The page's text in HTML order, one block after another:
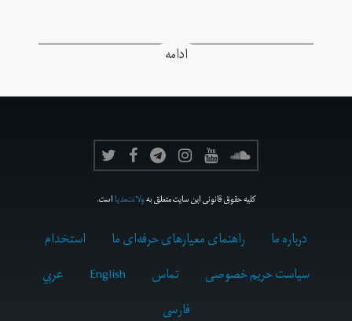
ادامه
کلیه حقوق قانونی این سایت متعلق بهولانت‌مدیااست.
درباره ما راهنمای معیارهای حرفه‌ای ما
استخدام
سیاست حریم خصوصی
تماس English
عربي
فارسى